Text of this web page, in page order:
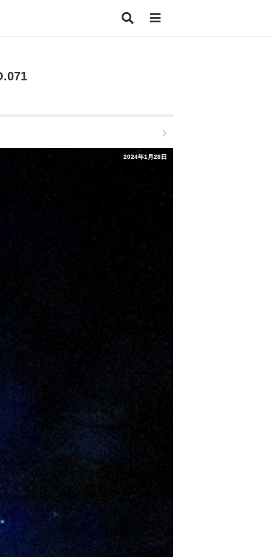
2024年1月28日